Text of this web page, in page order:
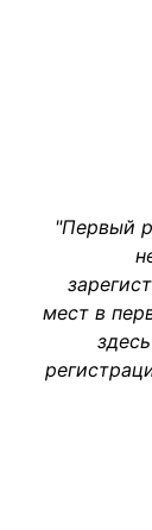
"Первый
мест в